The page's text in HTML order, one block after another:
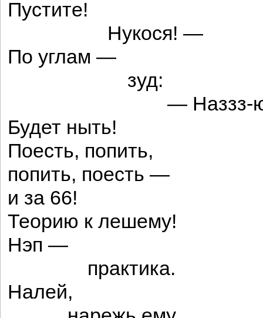
Пустите!
Нукося! —
По углам —
зуд:
— Наззз-ю-
Будет ныть!
Поесть, попить,
попить, поесть —
и за 66!
Теорию к лешему!
Нэп —
практика.
Налей,